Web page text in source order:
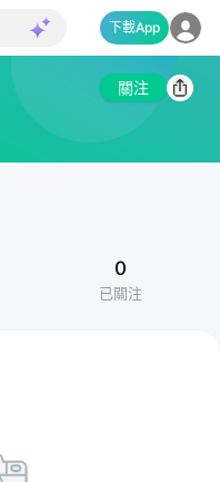
下載App
關注
0
已關注